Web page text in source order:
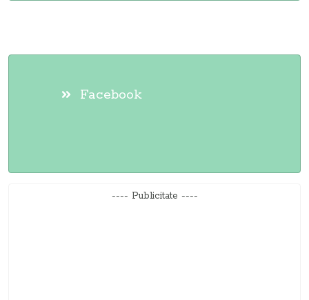
Facebook
---- Publicitate ----